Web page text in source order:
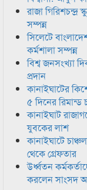
রাজা গিরিশচন্দ্র
সম্পন্ন
সিলেটে
কর্মশালা সম্পন্ন
বিশ্ব জনসংখ্যা
প্রদান
কানাইঘাটের
৫ দিনের
কানাইঘাট
যুবকের লাশ
কানাইঘাটে
থেকে গ্রেফতার
উর্ধ্বতন
করলেন সাংসদ